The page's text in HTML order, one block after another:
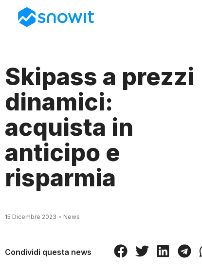
Skipass a prezzi
dinamici:
acquista in
anticipo e
risparmia
15 Dicembre 2023 News
Condividi questa news